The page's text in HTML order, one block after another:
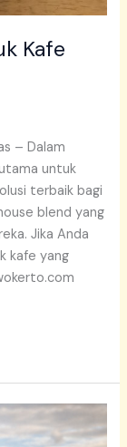
Kafe
– Dalam
untuk
terbaik bagi
blend yang
Jika Anda
kafe yang